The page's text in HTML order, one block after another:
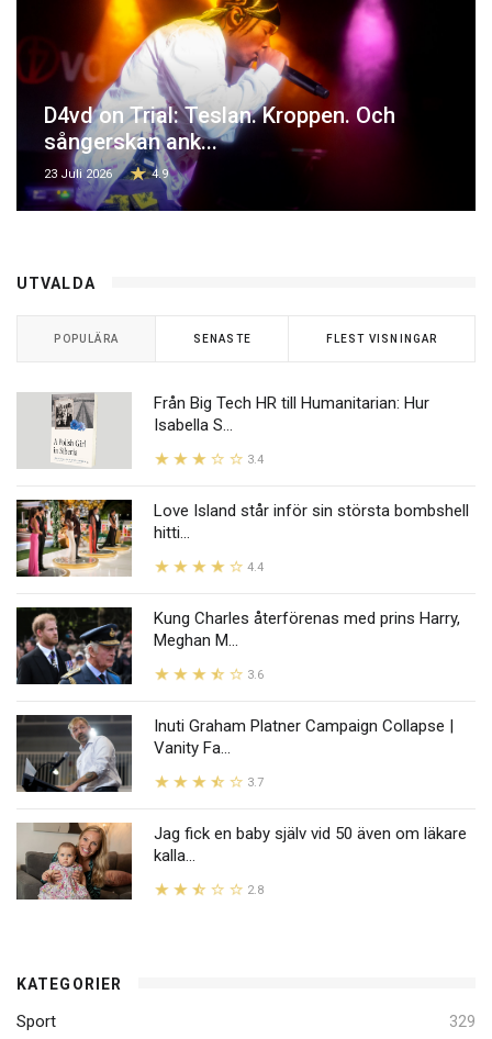
D4vd on Trial: Teslan. Kroppen. Och
sångerskan ank...
23 Juli 2026 4.9
UTVALDA
POPULÄRA SENASTE FLEST VISNINGAR
Från Big Tech HR till Humanitarian: Hur
Isabella S...
3.4
Love Island står inför sin största bombshell
hitti...
4.4
Kung Charles återförenas med prins Harry,
Meghan M...
3.6
Inuti Graham Platner Campaign Collapse |
Vanity Fa...
3.7
Jag fick en baby själv vid 50 även om läkare
kalla...
2.8
KATEGORIER
Sport 329